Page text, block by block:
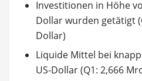
Investitionen in Höhe
Dollar wurden getätigt
Dollar)
Liquide Mittel bei
US-Dollar (Q1: 2,666